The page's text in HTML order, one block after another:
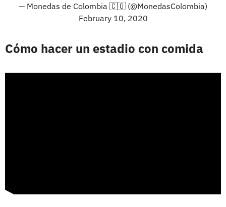
— Monedas de Colombia 🇨🇴 (@MonedasColombia)
February 10, 2020
Cómo hacer un estadio con comida